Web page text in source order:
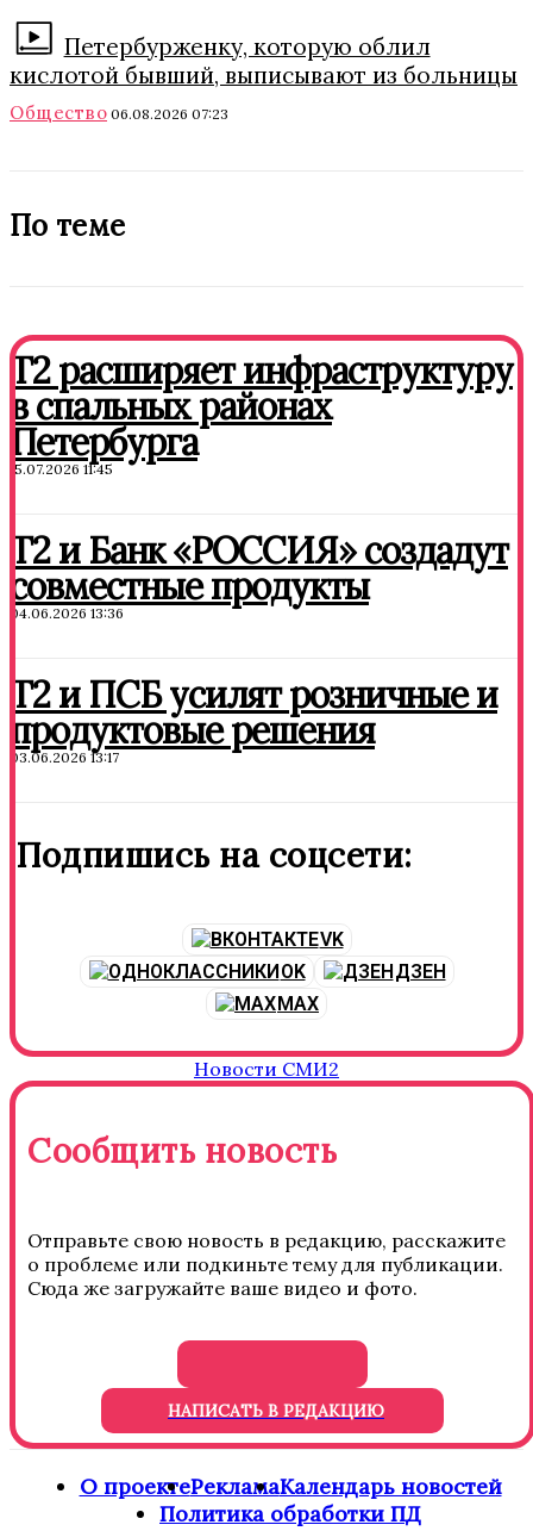
Петербурженку, которую облил
кислотой бывший, выписывают из больницы
Общество 06.08.2026 07:23
По теме
T2 расширяет инфраструктуру
в спальных районах
Петербурга
15.07.2026 11:45
T2 и Банк «РОССИЯ» создадут
совместные продукты
04.06.2026 13:36
Т2 и ПСБ усилят розничные и
продуктовые решения
03.06.2026 13:17
Подпишись на соцсети:
VK
OK
ДЗЕН
MAX
Новости СМИ2
Сообщить новость
Отправьте свою новость в редакцию, расскажите
о проблеме или подкиньте тему для публикации.
Сюда же загружайте ваше видео и фото.
НАПИСАТЬ В РЕДАКЦИЮ
О проектеРекламаКалендарь новостей
Политика обработки ПД